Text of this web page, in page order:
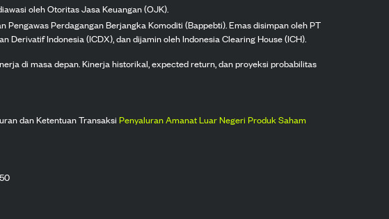
oleh Otoritas Jasa Keuangan (OJK).
Perdagangan Berjangka Komoditi (Bappebti). Emas disimpan oleh PT
Indonesia (ICDX), dan dijamin oleh Indonesia Clearing House (ICH).
di masa depan. Kinerja historikal, expected return, dan proyeksi probabilitas
dan Ketentuan Transaksi Penyaluran Amanat Luar Negeri Produk Saham